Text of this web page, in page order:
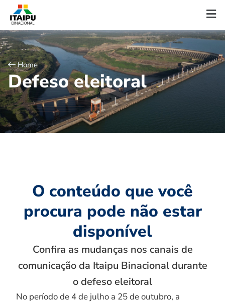
Home
Defeso eleitoral
O conteúdo que você
procura pode não estar
disponível
Confira as mudanças nos canais de
comunicação da Itaipu Binacional durante
o defeso eleitoral
No período de 4 de julho a 25 de outubro, a